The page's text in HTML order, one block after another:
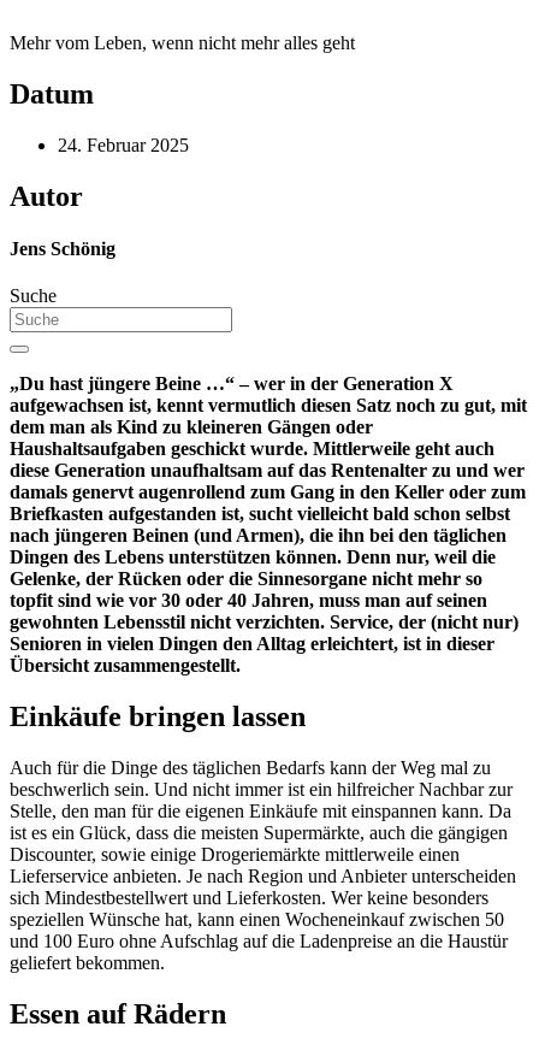
Mehr vom Leben, wenn nicht mehr alles geht
Datum
24. Februar 2025
Autor
Jens Schönig
Suche
„Du hast jüngere Beine …“ – wer in der Generation X
aufgewachsen ist, kennt vermutlich diesen Satz noch zu gut, mit
dem man als Kind zu kleineren Gängen oder
Haushaltsaufgaben geschickt wurde. Mittlerweile geht auch
diese Generation unaufhaltsam auf das Rentenalter zu und wer
damals genervt augenrollend zum Gang in den Keller oder zum
Briefkasten aufgestanden ist, sucht vielleicht bald schon selbst
nach jüngeren Beinen (und Armen), die ihn bei den täglichen
Dingen des Lebens unterstützen können. Denn nur, weil die
Gelenke, der Rücken oder die Sinnesorgane nicht mehr so
topfit sind wie vor 30 oder 40 Jahren, muss man auf seinen
gewohnten Lebensstil nicht verzichten. Service, der (nicht nur)
Senioren in vielen Dingen den Alltag erleichtert, ist in dieser
Übersicht zusammengestellt.
Einkäufe bringen lassen
Auch für die Dinge des täglichen Bedarfs kann der Weg mal zu
beschwerlich sein. Und nicht immer ist ein hilfreicher Nachbar zur
Stelle, den man für die eigenen Einkäufe mit einspannen kann. Da
ist es ein Glück, dass die meisten Supermärkte, auch die gängigen
Discounter, sowie einige Drogeriemärkte mittlerweile einen
Lieferservice anbieten. Je nach Region und Anbieter unterscheiden
sich Mindestbestellwert und Lieferkosten. Wer keine besonders
speziellen Wünsche hat, kann einen Wocheneinkauf zwischen 50
und 100 Euro ohne Aufschlag auf die Ladenpreise an die Haustür
geliefert bekommen.
Essen auf Rädern